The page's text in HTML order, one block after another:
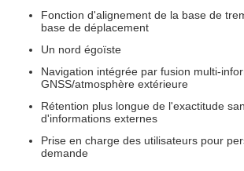
Fonction d'alignement de la base de
base de déplacement
Un nord égoïste
Navigation intégrée par fusion multi-
GNSS/atmosphère extérieure
Rétention plus longue de l'exactitude
d'informations externes
Prise en charge des utilisateurs pour
demande